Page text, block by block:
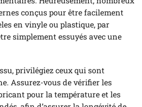
conçus pour être facilement
en vinyle ou plastique, par
simplement essuyés avec une
privilégiez ceux qui sont
Assurez-vous de vérifier les
pour la température et les